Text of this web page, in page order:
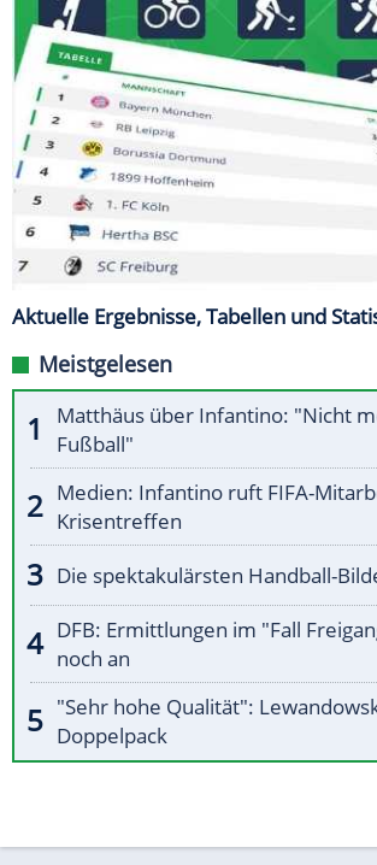
Aktuelle Ergebnisse, Tabellen und
Meistgelesen
Matthäus über Infantino: "Nicht
Fußball"
Medien: Infantino ruft FIFA-
Krisentreffen
Die spektakulärsten Handball-
DFB: Ermittlungen im "Fall
noch an
"Sehr hohe Qualität":
Doppelpack